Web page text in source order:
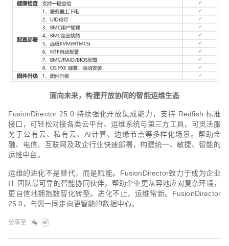
面向未来，构建开放协同的智能运维生态
FusionDirector 25.0 持续强化开放集成能力，支持 Redfish 标准
接口，可轻松对接各类云平台、运维系统与第三方工具，可灵活服
务于公有云、私有云、AI计算、边缘节点等多样化场景。帮助金
融、电信、互联网及政企行业快速部署，构建统一、敏捷、智能的
运维中台。
运维的进化不是替代，而是赋能。FusionDirector致力于成为企业
IT 团队最可靠的智能协同伙伴，帮助企业更从容地应对复杂环境，
更自信地拥抱数智化转型。进化不止，运维常新。FusionDirector
25.0，与您一同走向更智能的数据中心。
分享至